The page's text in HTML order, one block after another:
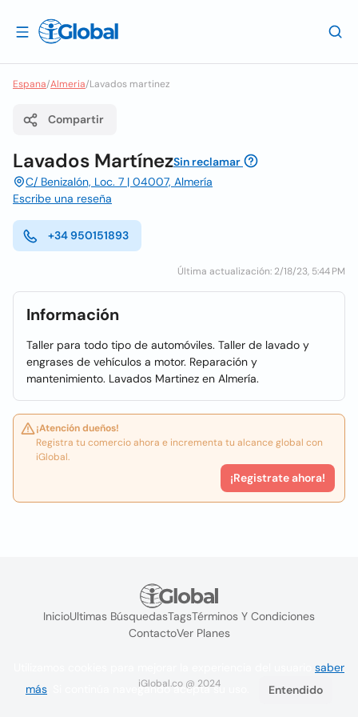
Espana/Almeria/Lavados martinez
Compartir
Lavados MartínezSin reclamar
C/ Benizalón, Loc. 7 | 04007, Almería
Escribe una reseña
+34 950151893
Última actualización: 2/18/23, 5:44 PM
Información
Taller para todo tipo de automóviles. Taller de lavado y
engrases de vehículos a motor. Reparación y
mantenimiento. Lavados Martinez en Almería.
¡Atención dueños!
Registra tu comercio ahora e incrementa tu alcance global con
iGlobal.
¡Registrate ahora!
InicioUltimas BúsquedasTagsTérminos Y Condiciones
ContactoVer Planes
iGlobal.co @ 2024
saber
más . Si continúa navegando acepta su uso. Entendido